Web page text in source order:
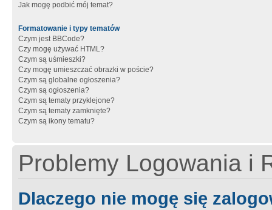
Jak mogę podbić mój temat?
Formatowanie i typy tematów
Czym jest BBCode?
Czy mogę używać HTML?
Czym są uśmieszki?
Czy mogę umieszczać obrazki w poście?
Czym są globalne ogłoszenia?
Czym są ogłoszenia?
Czym są tematy przyklejone?
Czym są tematy zamknięte?
Czym są ikony tematu?
Problemy Logowania i
Dlaczego nie mogę się